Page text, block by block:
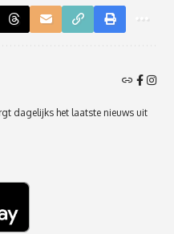
dagelijks het laatste nieuws uit